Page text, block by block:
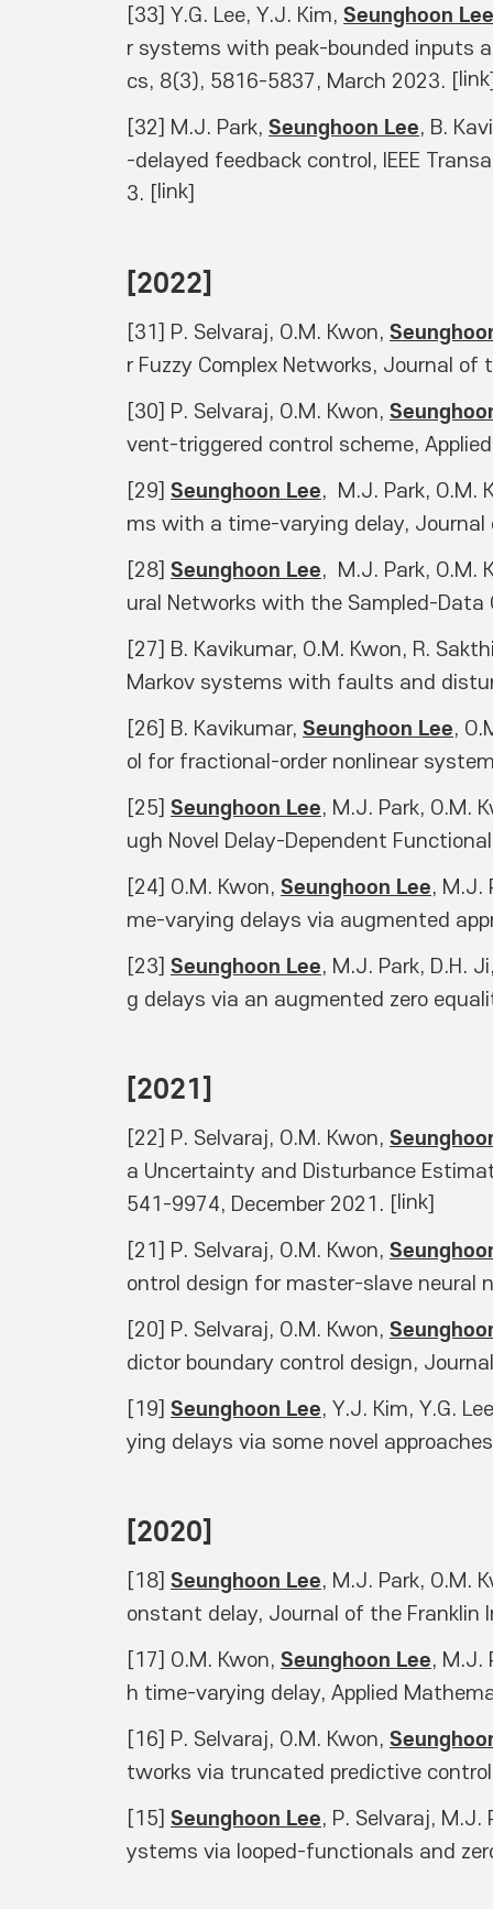
[33] Y.G. Lee, Y.J. Kim, Seunghoon Lee
r systems with peak-bounded inputs
cs, 8(3), 5816-5837, March 2023. [
link
[32] M.J. Park, Seunghoon Lee, B.
-delayed feedback control, IEEE
3. [
link
[2022]
[31] P. Selvaraj, O.M. Kwon,
r Fuzzy Complex Networks, Journal
[30] P. Selvaraj, O.M. Kwon,
vent-triggered control scheme,
[29] Seunghoon Lee,  M.J. Park,
ms with a time-varying delay,
[28] Seunghoon Lee,  M.J. Park,
ural Networks with the Sampled-
[27] B. Kavikumar, O.M. Kwon, R.
Markov systems with faults and
[26] B. Kavikumar, Seunghoon Lee,
ol for fractional-order nonlinear
[25] Seunghoon Lee, M.J. Park, O.M.
ugh Novel Delay-Dependent
[24] O.M. Kwon, Seunghoon Lee, M.J.
me-varying delays via augmented
[23] Seunghoon Lee, M.J. Park, D.H.
g delays via an augmented zero
[2021]
[22] P. Selvaraj, O.M. Kwon,
a Uncertainty and Disturbance
541-9974, December 2021. [
link
[21] P. Selvaraj, O.M. Kwon,
ontrol design for master-slave
[20] P. Selvaraj, O.M. Kwon,
dictor boundary control design,
[19] Seunghoon Lee, Y.J. Kim, Y.G.
ying delays via some novel
[2020]
[18] Seunghoon Lee, M.J. Park,
onstant delay, Journal of the
[17] O.M. Kwon, Seunghoon Lee, M.J.
h time-varying delay, Applied
[16] P. Selvaraj, O.M. Kwon,
tworks via truncated predictive
[15] Seunghoon Lee, P. Selvaraj,
ystems via looped-functionals and